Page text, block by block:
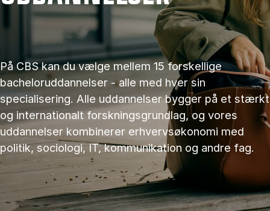
På CBS kan du vælge mellem 15 forskellige
bacheloruddannelser - alle med hver sin
specialisering. Alle uddannelser bygger på et stærkt
og internationalt forskningsgrundlag, og vores
uddannelser kombinerer erhvervsøkonomi med
politik, sociologi, IT, kommunikation og andre fag.